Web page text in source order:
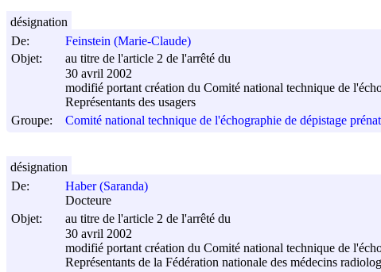
De:
Feinstein (Marie-Claude)
Objet:
au titre de l'article 2 de l'arrêté du
30 avril 2002
modifié portant création du Comité national technique de
Représentants des usagers
Groupe:
Comité national technique de l'échographie de dépistage
désignation
De:
Haber (Saranda)
Docteure
Objet:
au titre de l'article 2 de l'arrêté du
30 avril 2002
modifié portant création du Comité national technique de
Représentants de la Fédération nationale des médecins
désignation